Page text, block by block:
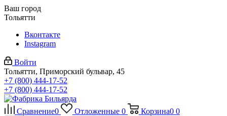
Ваш город
Тольятти
Вконтакте
Instagram
Войти
Тольятти, Приморский бульвар, 45
+7 (800) 444-17-52
+7 (800) 444-17-52
Сравнение0 Отложенные 0 Корзина0 0